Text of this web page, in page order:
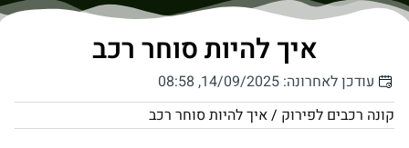
איך להיות סוחר רכב
עודכן לאחרונה: 14/09/2025, 08:58
קונה רכבים לפירוק /איך להיות סוחר רכב